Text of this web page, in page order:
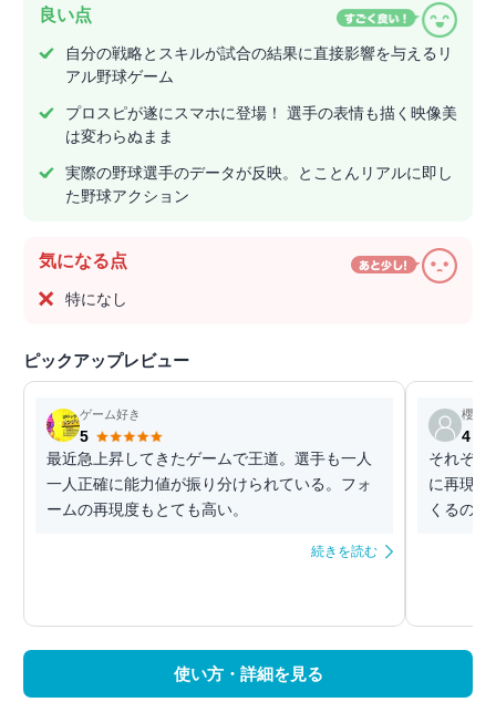
良い点
自分の戦略とスキルが試合の結果に直接影響を与えるリ
アル野球ゲーム
プロスピが遂にスマホに登場！ 選手の表情も描く映像美
は変わらぬまま
実際の野球選手のデータが反映。とことんリアルに即し
た野球アクション
気になる点
特になし
ピックアップレビュー
ゲーム好き
5
最近急上昇してきたゲームで王道。選手も一人
一人正確に能力値が振り分けられている。フォ
ームの再現度もとても高い。
続きを読む
櫻井
4
それぞれ
に再現さ
くるの
使い方・詳細を見る